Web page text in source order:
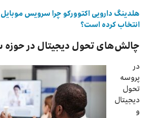
هلدینگ دارویی اکتوورکو چرا سرویس موبایل
انتخاب کرده است؟
چالش‌های تحول دیجیتال در
در
پروسه
تحول
دیجیتال
و